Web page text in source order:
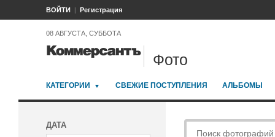
ВОЙТИ Регистрация
08 АВГУСТА, СУББОТА
Фото
КАТЕГОРИИ СВЕЖИЕ ПОСТУПЛЕНИЯ АЛЬБОМЫ
ДАТА